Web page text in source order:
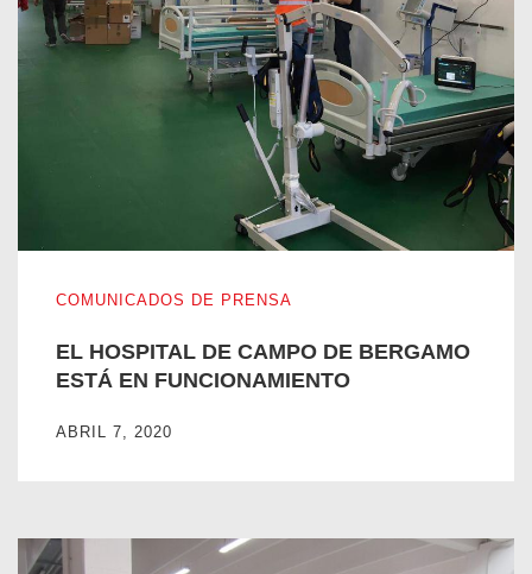
COMUNICADOS DE PRENSA
EL HOSPITAL DE CAMPO DE BERGAMO
ESTÁ EN FUNCIONAMIENTO
ABRIL 7, 2020